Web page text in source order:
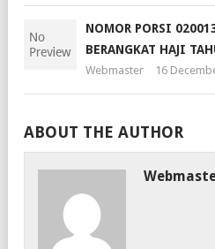
NOMOR PORSI
BERANGKAT HAJI
Webmaster 16
ABOUT THE AUTHOR